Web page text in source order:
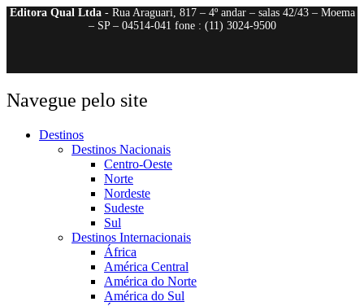
Editora Qual Ltda- Rua Araguari, 817 – 4º andar – salas 42/43 – Moema
– SP – 04514-041 fone : (11) 3024-9500
Navegue pelo site
Destinos
Destinos Nacionais
Centro-Oeste
Norte
Nordeste
Sudeste
Sul
Destinos Internacionais
África
América Central
América do Norte
América do Sul